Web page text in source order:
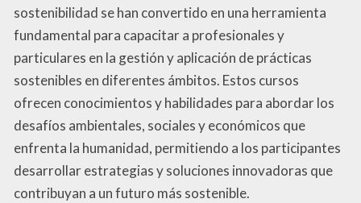
sostenibilidad se han convertido en una herramienta
fundamental para capacitar a profesionales y
particulares en la gestión y aplicación de prácticas
sostenibles en diferentes ámbitos. Estos cursos
ofrecen conocimientos y habilidades para abordar los
desafíos ambientales, sociales y económicos que
enfrenta la humanidad, permitiendo a los participantes
desarrollar estrategias y soluciones innovadoras que
contribuyan a un futuro más sostenible.